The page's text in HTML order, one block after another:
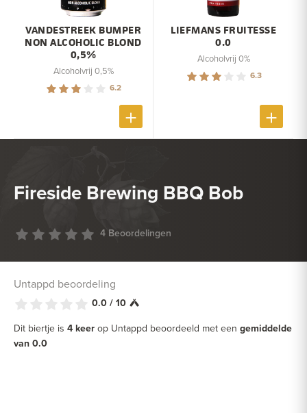
VANDESTREEK BUMPER
NON ALCOHOLIC BLOND
0,5%
Alcoholvrij 0,5%
6.2
LIEFMANS FRUITESSE
0.0
Alcoholvrij 0%
6.3
Fireside Brewing BBQ Bob
4 Beoordelingen
Untappd beoordeling
0.0 / 10
Dit biertje is 4 keer op Untappd beoordeeld met een gemiddelde
van 0.0